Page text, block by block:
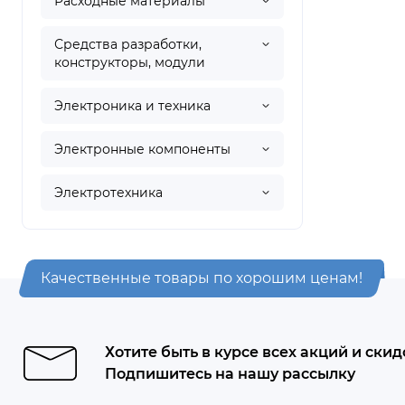
Средства разработки,
конструкторы, модули
Электроника и техника
Электронные компоненты
Электротехника
Качественные товары по хорошим ценам!
Хотите быть в курсе всех акций и
Подпишитесь на нашу рассылку